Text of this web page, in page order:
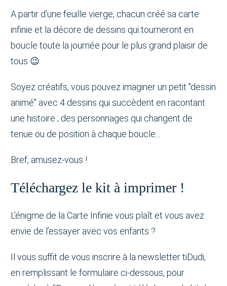
A partir d'une feuille vierge, chacun créé sa carte
infinie et la décore de dessins qui tourneront en
boucle toute la journée pour le plus grand plaisir de
tous 😉
Soyez créatifs, vous pouvez imaginer un petit "dessin
animé" avec 4 dessins qui succèdent en racontant
une histoire ; des personnages qui changent de
tenue ou de position à chaque boucle...
Bref, amusez-vous !
Téléchargez le kit à imprimer !
L’énigme de la Carte Infinie vous plaît et vous avez
envie de l’essayer avec vos enfants ?
Il vous suffit de vous inscrire à la newsletter tiDudi,
en remplissant le formulaire ci-dessous, pour